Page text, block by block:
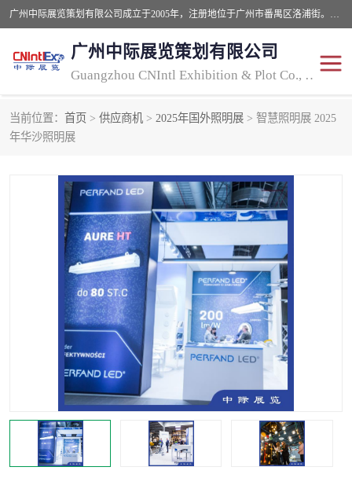
广州中际展览策划有限公司成立于2005年，注册地位于广州市番禺区洛浦街。经营范围包括会议及展览服务，大型活动组织策划服务，展台设计服务，广告业等；主要从事国外广告、标识、印花、LED、照明、光电、灯光、音响、视听、电子展览会等，展位预定-展品运输-签证-行程安排-补贴一站式服务。
广州中际展览策划有限公司
Guangzhou CNIntl Exhibition & Plot Co., Ltd.
当前位置： 首页 > 供应商机 > 2025年国外照明展 > 智慧照明展 2025
年华沙照明展
2025年国外照明展
照明展 展品运输
视听-灯光音响展
2025年国外广告标识展 2025年国内中国香港照明
展